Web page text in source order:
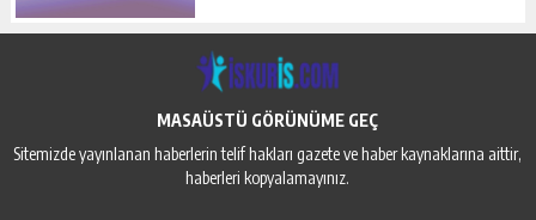
MASAÜSTÜ GÖRÜNÜME GEÇ
Sitemizde yayınlanan haberlerin telif hakları gazete ve haber kaynaklarına aittir,
haberleri kopyalamayınız.